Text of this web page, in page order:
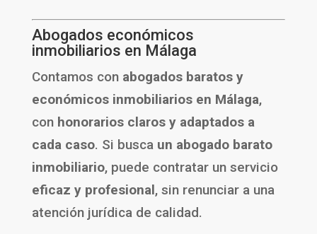
Abogados económicos
inmobiliarios en Málaga
Contamos con abogados baratos y
económicos inmobiliarios en Málaga,
con honorarios claros y adaptados a
cada caso. Si busca un abogado barato
inmobiliario, puede contratar un servicio
eficaz y profesional, sin renunciar a una
atención jurídica de calidad.